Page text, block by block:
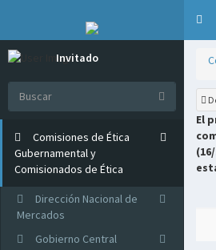
Invitado
Comisiones de Ética
Gubernamental y
Comisionados de Ética
Dirección Nacional de
Mercados
Gobierno Central
El